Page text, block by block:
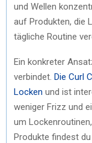
und Wellen
auf Produkten, die
tägliche Routine
Ein konkreter
verbindet. Die Curl
Locken und ist
weniger Frizz und
um
Produkte findest